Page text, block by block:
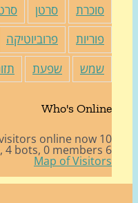
סרטן סרטן שד
פרוביוטיקה קפה
שפעת תזונה
Who's
4 bots, 0 members
Map of